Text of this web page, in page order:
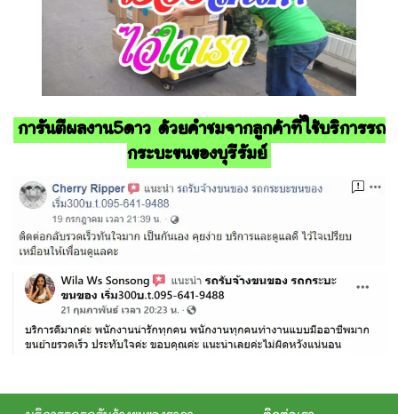
การันตีผลงาน5ดาว ด้วยคำชมจากลูกค้าที่ใช้บริการรถ
กระบะขนของบุรีรัมย์